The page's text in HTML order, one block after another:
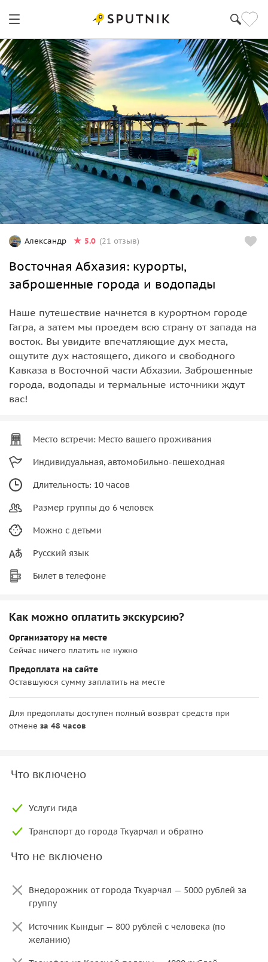
Александр 5.0 (21 отзыв)
Восточная Абхазия: курорты,
заброшенные города и водопады
Наше путешествие начнется в курортном городе
Гагра, а затем мы проедем всю страну от запада на
восток. Вы увидите впечатляющие дух места,
ощутите дух настоящего, дикого и свободного
Кавказа в Восточной части Абхазии. Заброшенные
города, водопады и термальные источники ждут
вас!
Место встречи: Место вашего проживания
Индивидуальная, автомобильно-пешеходная
Длительность: 10 часов
Размер группы до 6 человек
Можно с детьми
Русский язык
Билет в телефоне
Как можно оплатить экскурсию?
Организатору на месте
Сейчас ничего платить не нужно
Предоплата на сайте
Оставшуюся сумму заплатить на месте
Для предоплаты доступен полный возврат средств при
отмене за 48 часов
Что включено
Услуги гида
Транспорт до города Ткуарчал и обратно
Что не включено
Внедорожник от города Ткуарчал — 5000 рублей за
группу
Источник Кындыг — 800 рублей с человека (по
желанию)